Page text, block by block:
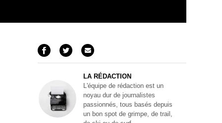
LA RÉDACTION
L'équipe de rédaction est un
noyau dur de journalistes
passionnés, tous basés depuis
un bon spot de grimpe, de trail,